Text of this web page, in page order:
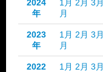
2024
年
1月 2月 3月
月
2023
年
1月 2月 3月
月
2022
1月 2月 3月